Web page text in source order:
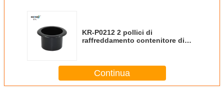
KR-P0212 2 pollici di
raffreddamento contenitore di
Continua